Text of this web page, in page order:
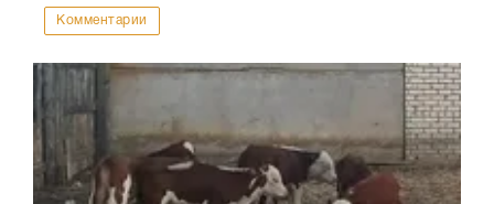
Комментарии